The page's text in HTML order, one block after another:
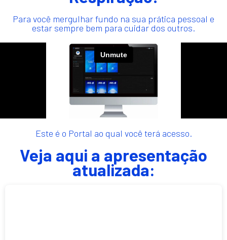
Para você mergulhar fundo na sua prática pessoal e
estar sempre bem para cuidar dos outros.
Este é o Portal ao qual você terá acesso.
Veja aqui a apresentação
atualizada: